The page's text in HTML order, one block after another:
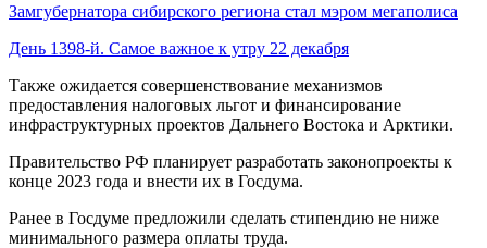
Замгубернатора сибирского региона стал мэром мегаполиса
День 1398-й. Самое важное к утру 22 декабря
Также ожидается совершенствование механизмов
предоставления налоговых льгот и финансирование
инфраструктурных проектов Дальнего Востока и Арктики.
Правительство РФ планирует разработать законопроекты к
конце 2023 года и внести их в Госдума.
Ранее в Госдуме предложили сделать стипендию не ниже
минимального размера оплаты труда.